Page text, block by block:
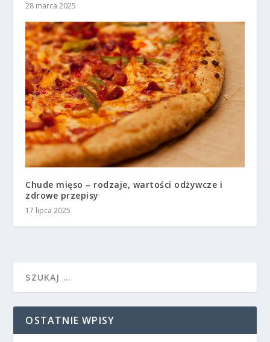
28 marca 2025
Chude mięso – rodzaje, wartości odżywcze i
zdrowe przepisy
17 lipca 2025
OSTATNIE WPISY